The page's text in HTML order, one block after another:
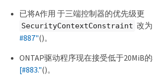
已将A作用 于三端控制器的优先级更
SecurityContextConstraint 改
#887"()。
ONTAP驱动程序现在接受低于20MiB
[#883."()。